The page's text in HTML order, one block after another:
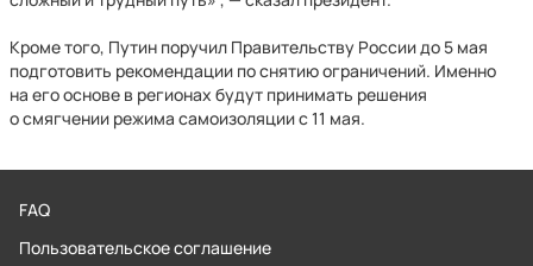
Кроме того, Путин поручил Правительству России до 5 мая
подготовить рекомендации по снятию ограничений. Именно
на его основе в регионах будут принимать решения
о смягчении режима самоизоляции с 11 мая.
FAQ
Пользовательское соглашение